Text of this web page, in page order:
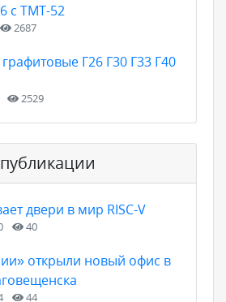
с ТМТ-52
2687
Г26 Г30 Г33 Г40
2529
двери в мир RISC-V
40
открыли новый офис в
44